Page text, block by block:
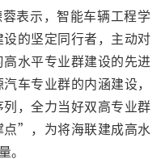
表示，智能车辆工程学
的坚定同行者，主动对
水平专业群建设的先进
车专业群的内涵建设，
，全力当好双高专业群
”，为将海联建成高水
。